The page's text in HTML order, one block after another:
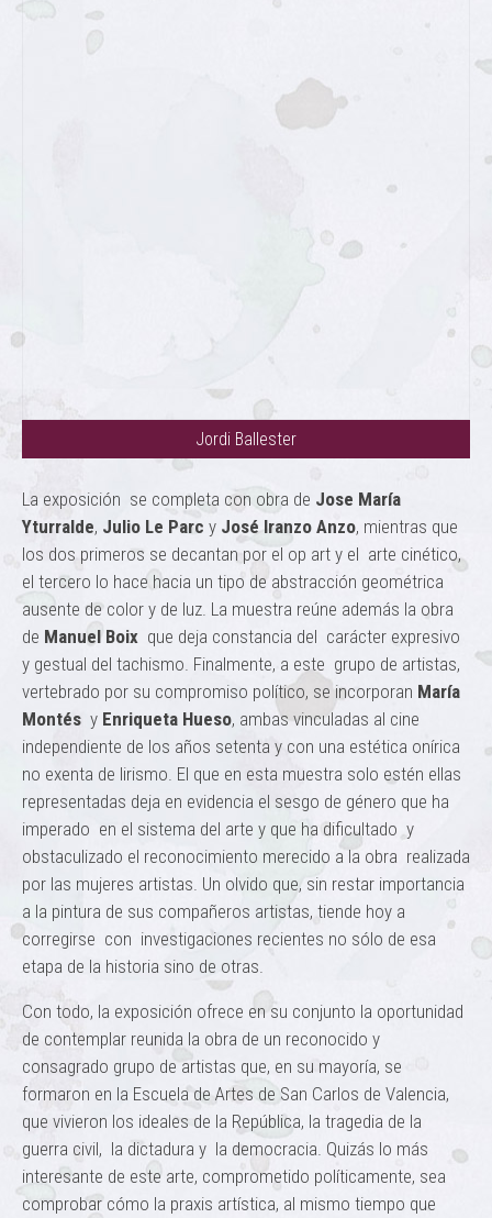
Jordi Ballester
La exposición se completa con obra de Jose María
Yturralde, Julio Le Parc y José Iranzo Anzo, mientras que
los dos primeros se decantan por el op art y el arte cinético,
el tercero lo hace hacia un tipo de abstracción geométrica
ausente de color y de luz. La muestra reúne además la obra
de Manuel Boix que deja constancia del carácter expresivo
y gestual del tachismo. Finalmente, a este grupo de artistas,
vertebrado por su compromiso político, se incorporan María
Montés y Enriqueta Hueso, ambas vinculadas al cine
independiente de los años setenta y con una estética onírica
no exenta de lirismo. El que en esta muestra solo estén ellas
representadas deja en evidencia el sesgo de género que ha
imperado en el sistema del arte y que ha dificultado y
obstaculizado el reconocimiento merecido a la obra realizada
por las mujeres artistas. Un olvido que, sin restar importancia
a la pintura de sus compañeros artistas, tiende hoy a
corregirse con investigaciones recientes no sólo de esa
etapa de la historia sino de otras.
Con todo, la exposición ofrece en su conjunto la oportunidad
de contemplar reunida la obra de un reconocido y
consagrado grupo de artistas que, en su mayoría, se
formaron en la Escuela de Artes de San Carlos de Valencia,
que vivieron los ideales de la República, la tragedia de la
guerra civil, la dictadura y la democracia. Quizás lo más
interesante de este arte, comprometido políticamente, sea
comprobar cómo la praxis artística, al mismo tiempo que